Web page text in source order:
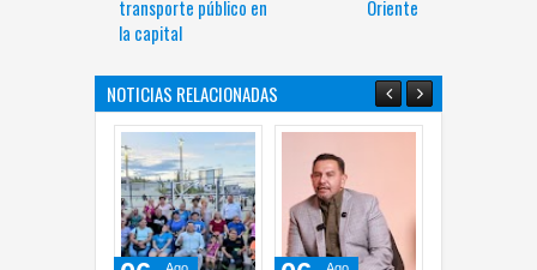
transporte público en
la capital
Oriente
NOTICIAS RELACIONADAS